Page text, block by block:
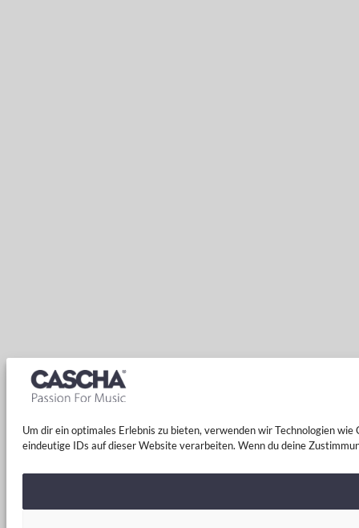
Um dir ein optimales Erlebnis zu bieten, verwenden wir Technologien
eindeutige IDs auf dieser Website verarbeiten. Wenn du deine